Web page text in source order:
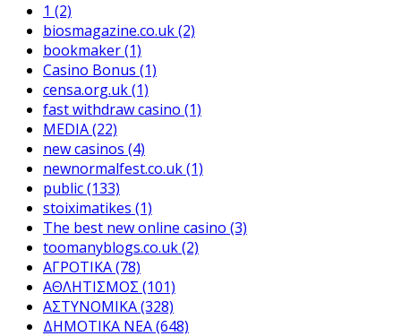
1 (2)
biosmagazine.co.uk(2)
bookmaker(1)
Casino Bonus (1)
censa.org.uk(1)
fast withdraw casino (1)
MEDIA(22)
new casinos (4)
newnormalfest.co.uk(1)
public(133)
stoiximatikes (1)
The best new online casino (3)
toomanyblogs.co.uk(2)
ΑΓΡΟΤΙΚΑ(78)
ΑΘΛΗΤΙΣΜΟΣ (101)
ΑΣΤΥΝΟΜΙΚΑ(328)
ΔΗΜΟΤΙΚΑ ΝΕΑ(648)